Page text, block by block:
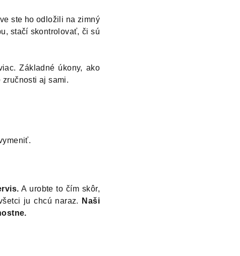
ste ho odložili na zimný
stačí skontrolovať, či sú
Základné úkony, ako
aj sami.
A urobte to čím skôr,
ju chcú naraz.
Naši